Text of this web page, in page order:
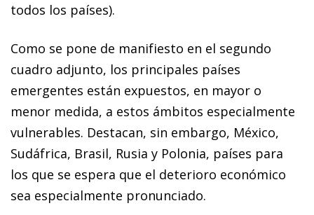
todos los países).
Como se pone de manifiesto en el segundo
cuadro adjunto, los principales países
emergentes están expuestos, en mayor o
menor medida, a estos ámbitos especialmente
vulnerables. Destacan, sin embargo, México,
Sudáfrica, Brasil, Rusia y Polonia, países para
los que se espera que el deterioro económico
sea especialmente pronunciado.